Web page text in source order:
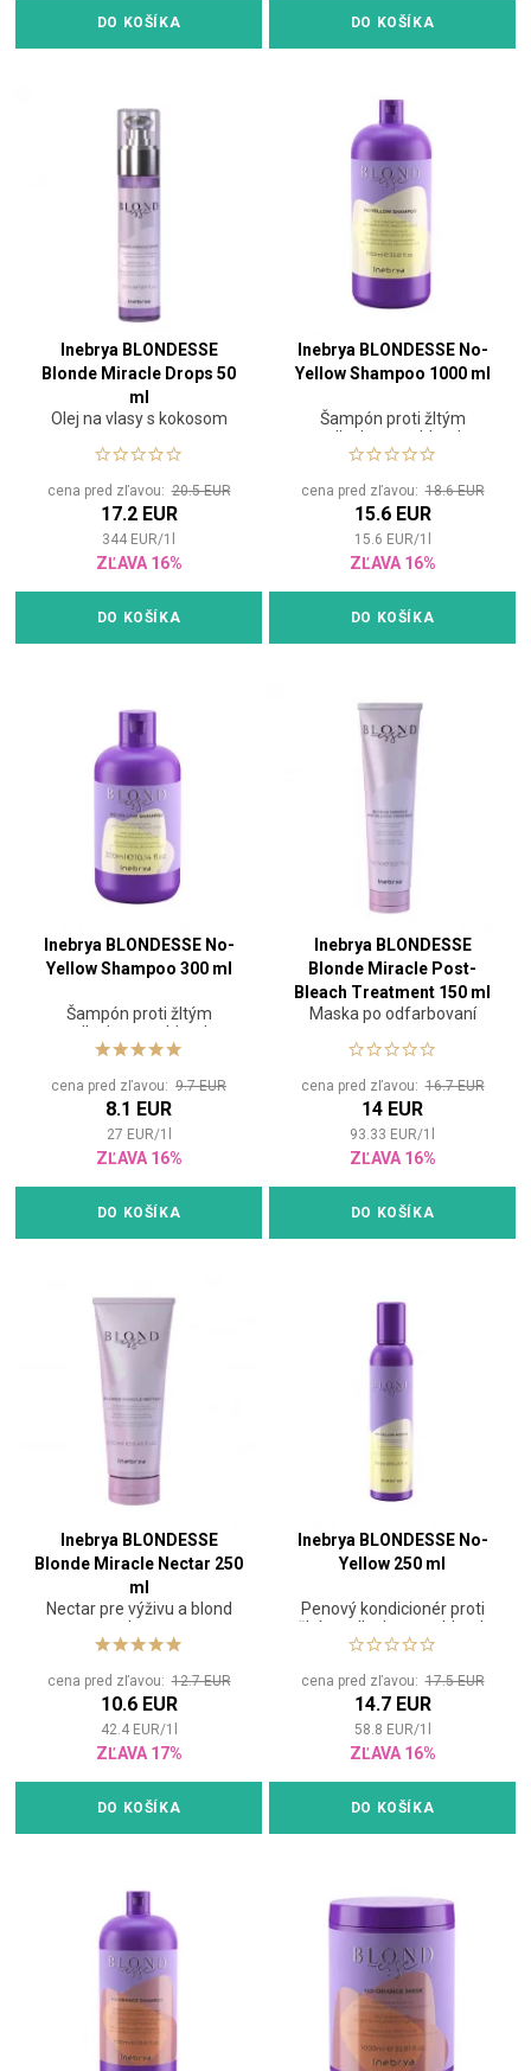
DO KOŠÍKA DO KOŠÍKA
Inebrya BLONDESSE
Blonde Miracle Drops 50
ml
Olej na vlasy s kokosom
cena pred zľavou:20.5 EUR
17.2 EUR
344 EUR/1
ZĽAVA 16%
DO KOŠÍKA
Inebrya BLONDESSE No-
Yellow Shampoo 1000 ml
Šampón proti žltým
odleskom na blond,
odfarbené alebo šedé vlasy
cena pred zľavou:18.6 EUR
15.6 EUR
15.6 EUR/1
ZĽAVA 16%
DO KOŠÍKA
Inebrya BLONDESSE No-
Yellow Shampoo 300 ml
Šampón proti žltým
odleskom na blond,
odfarbené alebo šedé vlasy
cena pred zľavou: 9.7 EUR
8.1 EUR
27 EUR/1
ZĽAVA 16%
DO KOŠÍKA
Inebrya BLONDESSE
Blonde Miracle Post-
Bleach Treatment 150 ml
Maska po odfarbovaní
cena pred zľavou:16.7 EUR
14 EUR
93.33 EUR/1
ZĽAVA 16%
DO KOŠÍKA
Inebrya BLONDESSE
Blonde Miracle Nectar 250
ml
Nectar pre výživu a blond
vlasy
cena pred zľavou:12.7 EUR
10.6 EUR
42.4 EUR/1
ZĽAVA 17%
DO KOŠÍKA
Inebrya BLONDESSE No-
Yellow 250 ml
Penový kondicionér proti
žltým odleskom na blond,
odfarbené alebo šedé vlasy
cena pred zľavou:17.5 EUR
14.7 EUR
58.8 EUR/1
ZĽAVA 16%
DO KOŠÍKA